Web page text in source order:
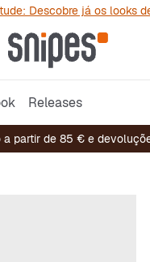
Descobre já os looks
Releases
a partir de 85 € e